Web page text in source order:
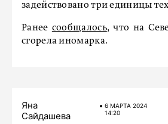
задействовано три единицы
Ранее сообщалось, что на
сгорела иномарка.
Яна
Сайдашева
6 МАРТA 2024
14:20